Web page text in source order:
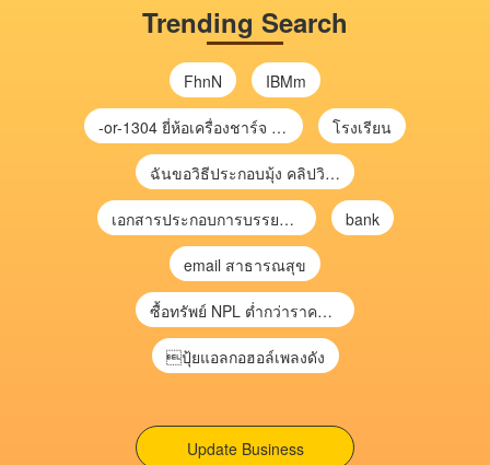
Trending Search
FhnN IBMm
-or-1304 ยี่ห้อเครื่องชาร์จ chargecore โรงเรียน
ฉันขอวิธีประกอบมุ้ง คลิปวิดีโอ การประกอบมุ้ง
เอกสารประกอบการบรรยาย การประเมินความเสี่ยงเพื่อวางแผนการตรวจสอบ \ bank
email สาธารณสุข
ซื้อทรัพย์ NPL ต่ำกว่าราคาตลาด 30-70% แบบไม่ต้องไปประมูล”
ปุ้ยแอลกอฮอล์เพลงดัง
Update Business